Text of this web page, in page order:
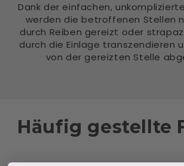
Dank der einfachen,
werden die betroffenen Stellen
durch Reiben gereizt oder
durch die Einlage transzendieren
von der gereizten Stelle
Häufig gestellte